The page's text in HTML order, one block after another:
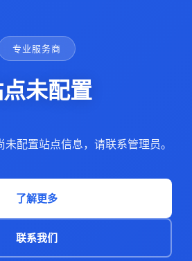
专业服务商
未配置
配置站点信息，请联系管理员。
了解更多
联系我们